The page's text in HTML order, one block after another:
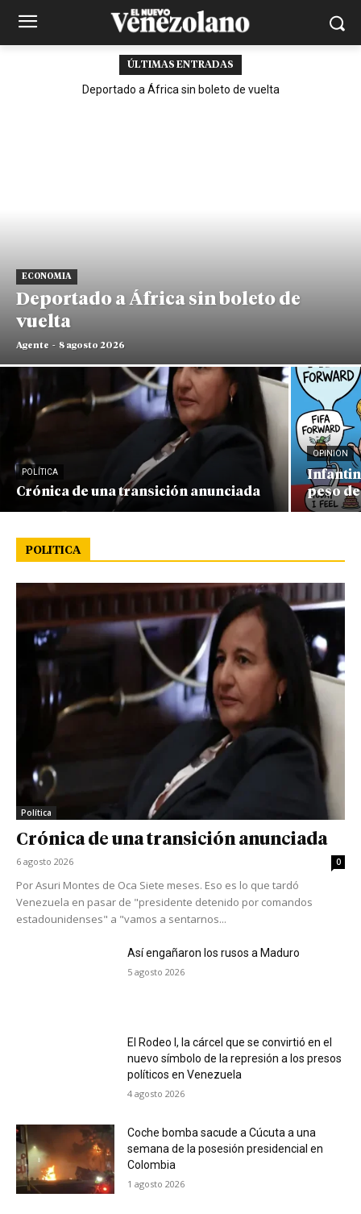
ÚLTIMAS ENTRADAS
Deportado a África sin boleto de vuelta
ECONOMIA
Deportado a África sin boleto de
vuelta
Agente - 8 agosto 2026
POLÍTICA
Crónica de una transición anunciada
OPINION
peso
POLITICA
Política
Crónica de una transición anunciada
6 agosto 2026 0
Por Asuri Montes de Oca Siete meses. Eso es lo que tardó
Venezuela en pasar de "presidente detenido por comandos
estadounidenses" a "vamos a sentarnos...
Así engañaron los rusos a Maduro
5 agosto 2026
El Rodeo I, la cárcel que se convirtió en el
nuevo símbolo de la represión a los presos
políticos en Venezuela
4 agosto 2026
Coche bomba sacude a Cúcuta a una
semana de la posesión presidencial en
Colombia
1 agosto 2026